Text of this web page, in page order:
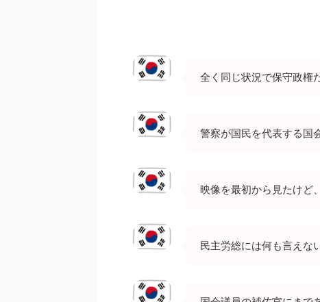
全く同じ状況で保守政権
警察が国民を代表する国
映像を最初から見たけど
民主労総には何も言えな